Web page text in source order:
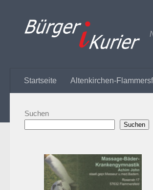
Startseite Altenkirchen-
Suchen
Suchen